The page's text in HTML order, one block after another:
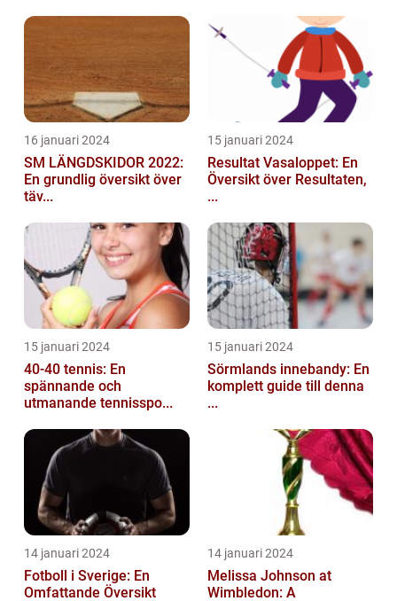
16 januari 2024
SM LÄNGDSKIDOR 2022:
En grundlig översikt över
täv...
15 januari 2024
Resultat Vasaloppet: En
Översikt över Resultaten,
...
15 januari 2024
40-40 tennis: En
spännande och
utmanande tennisspo...
15 januari 2024
Sörmlands innebandy: En
komplett guide till denna
...
14 januari 2024
Fotboll i Sverige: En
Omfattande Översikt
14 januari 2024
Melissa Johnson at
Wimbledon: A